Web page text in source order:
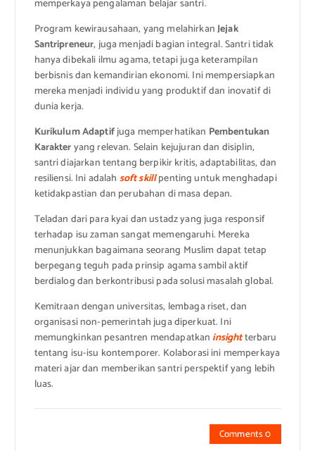
memperkaya pengalaman belajar santri.
Program kewirausahaan, yang melahirkanJejak
Santripreneur, juga menjadi bagian integral. Santri tidak
hanya dibekali ilmu agama, tetapi juga keterampilan
berbisnis dan kemandirian ekonomi. Ini mempersiapkan
mereka menjadi individu yang produktif dan inovatif di
dunia kerja.
Kurikulum Adaptifjuga memperhatikan Pembentukan
Karakteryang relevan. Selain kejujuran dan disiplin,
santri diajarkan tentang berpikir kritis, adaptabilitas, dan
resiliensi. Ini adalah soft skillpenting untuk menghadapi
ketidakpastian dan perubahan di masa depan.
Teladan dari para kyai dan ustadz yang juga responsif
terhadap isu zaman sangat memengaruhi. Mereka
menunjukkan bagaimana seorang Muslim dapat tetap
berpegang teguh pada prinsip agama sambil aktif
berdialog dan berkontribusi pada solusi masalah global.
Kemitraan dengan universitas, lembaga riset, dan
organisasi non-pemerintah juga diperkuat. Ini
memungkinkan pesantren mendapatkaninsightterbaru
tentang isu-isu kontemporer. Kolaborasi ini memperkaya
materi ajar dan memberikan santri perspektif yang lebih
luas.
Comments 0